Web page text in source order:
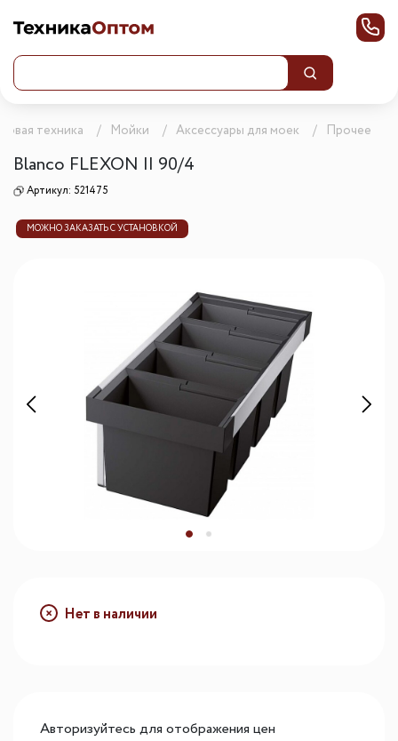
техника Мойки Аксессуары для моек Прочее
Blanсo FLEXON II 90/4
Артикул: 521475
МОЖНО ЗАКАЗАТЬ С УСТАНОВКОЙ
Нет в наличии
Авторизуйтесь для отображения цен